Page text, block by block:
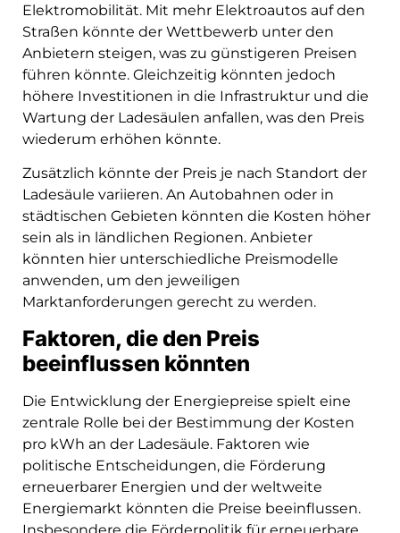
Elektromobilität. Mit mehr Elektroautos auf den
Straßen könnte der Wettbewerb unter den
Anbietern steigen, was zu günstigeren Preisen
führen könnte. Gleichzeitig könnten jedoch
höhere Investitionen in die Infrastruktur und die
Wartung der Ladesäulen anfallen, was den Preis
wiederum erhöhen könnte.
Zusätzlich könnte der Preis je nach Standort der
Ladesäule variieren. An Autobahnen oder in
städtischen Gebieten könnten die Kosten höher
sein als in ländlichen Regionen. Anbieter
könnten hier unterschiedliche Preismodelle
anwenden, um den jeweiligen
Marktanforderungen gerecht zu werden.
Faktoren, die den Preis
beeinflussen könnten
Die Entwicklung der Energiepreise spielt eine
zentrale Rolle bei der Bestimmung der Kosten
pro kWh an der Ladesäule. Faktoren wie
politische Entscheidungen, die Förderung
erneuerbarer Energien und der weltweite
Energiemarkt könnten die Preise beeinflussen.
Insbesondere die Förderpolitik für erneuerbare